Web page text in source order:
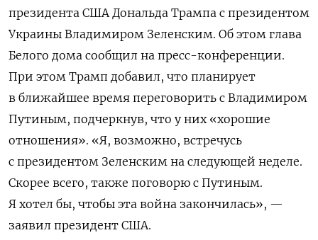
президента США Дональда Трампа с президентом
Украины Владимиром Зеленским. Об этом глава
Белого дома сообщил на пресс-конференции.
При этом Трамп добавил, что планирует
в ближайшее время переговорить с Владимиром
Путиным, подчеркнув, что у них «хорошие
отношения». «Я, возможно, встречусь
с президентом Зеленским на следующей неделе.
Скорее всего, также поговорю с Путиным.
Я хотел бы, чтобы эта война закончилась», —
заявил президент США.